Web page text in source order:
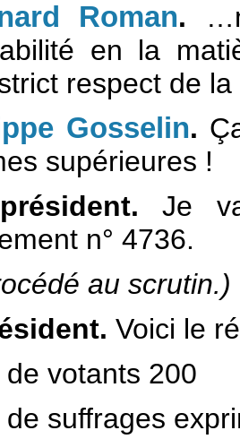
Roman.
en la
respect de
Gosselin.
supérieures !
Je
n° 4736.
au scrutin.)
Voici le
votants 200
suffrages